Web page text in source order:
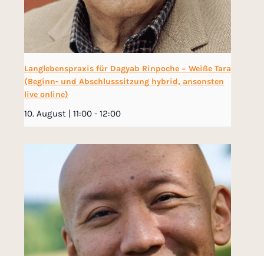
Langlebenspraxis für Dagyab Rinpoche − Weiße Tara
(Beginn- und Abschlusssitzung hybrid, ansonsten
live online)
10. August | 11:00 - 12:00